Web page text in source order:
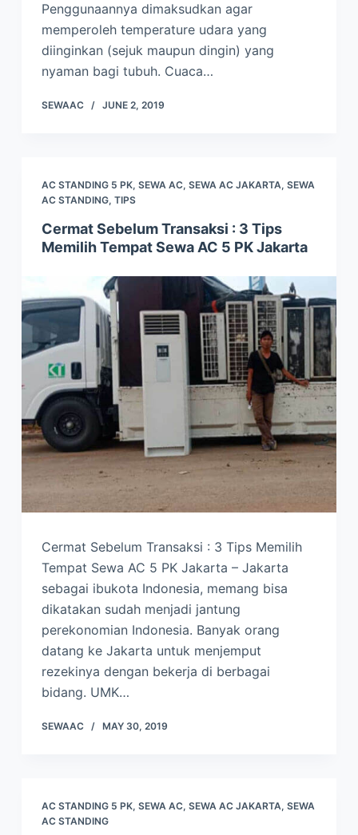
Penggunaannya dimaksudkan agar
memperoleh temperature udara yang
diinginkan (sejuk maupun dingin) yang
nyaman bagi tubuh. Cuaca…
SEWAAC JUNE 2, 2019
AC STANDING 5 PK, SEWA AC, SEWA AC JAKARTA, SEWA
AC STANDING, TIPS
Cermat Sebelum Transaksi : 3 Tips
Memilih Tempat Sewa AC 5 PK Jakarta
Cermat Sebelum Transaksi : 3 Tips Memilih
Tempat Sewa AC 5 PK Jakarta – Jakarta
sebagai ibukota Indonesia, memang bisa
dikatakan sudah menjadi jantung
perekonomian Indonesia. Banyak orang
datang ke Jakarta untuk menjemput
rezekinya dengan bekerja di berbagai
bidang. UMK…
SEWAAC MAY 30, 2019
AC STANDING 5 PK, SEWA AC, SEWA AC JAKARTA, SEWA
AC STANDING